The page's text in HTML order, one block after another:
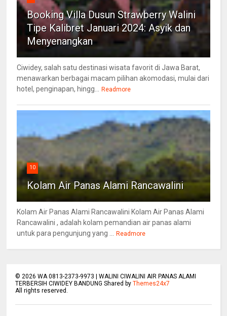
Booking Villa Dusun Strawberry Walini
Tipe Kalibret Januari 2024: Asyik dan
Menyenangkan
Ciwidey, salah satu destinasi wisata favorit di Jawa Barat,
menawarkan berbagai macam pilihan akomodasi, mulai dari
hotel, penginapan, hingg...
Readmore
10
Kolam Air Panas Alami Rancawalini
Kolam Air Panas Alami Rancawalini Kolam Air Panas Alami
Rancawalini , adalah kolam pemandian air panas alami
untuk para pengunjung yang ...
Readmore
© 2026 WA 0813-2373-9973 | WALINI CIWALINI AIR PANAS ALAMI
TERBERSIH CIWIDEY BANDUNG Shared byThemes24x7
All rights reserved.